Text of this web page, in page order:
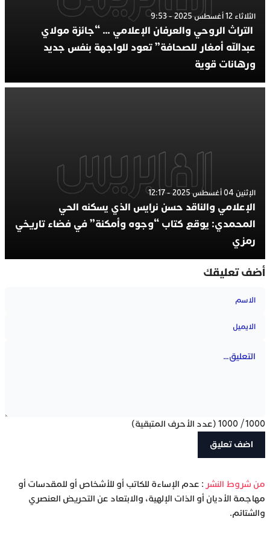
الثلاثاء 12 أغسطس 2025 - 9:53
التراث الروحي والعرفان الإعلامي … “جائزة مولاي
عبدالله أمغار للصحافة” تعود للواجهة بنفس جديد
ورهانات قوية
الإثنين 04 أغسطس 2025 - 12:17
الإعلامي والناقد حسن نرايس الذي يسكنه الحي
المحمدي: يوقع كتاب “وجوه وأمكنة” في فضاء تاريخي
رمزي
أضف تعليقك
1000
/
1000 (عدد الأحرف المتبقية)
‫من شروط النشر : عدم الإساءة للكاتب أو للأشخاص أو للمقدسات أو
مهاجمة الأديان أو الذات الإلهية، والابتعاد عن التحريض العنصري
والشتائم.